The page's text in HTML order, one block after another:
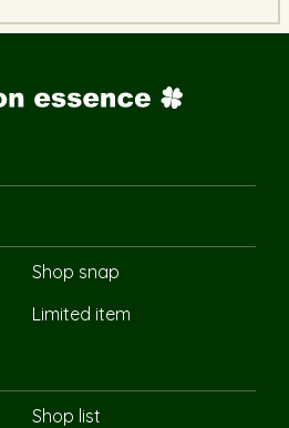
Shop snap
Limited item
Shop list